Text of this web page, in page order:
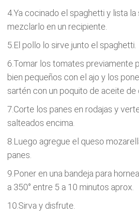
4.Ya cocinado el spaghetti y lista la
mezclarlo en un recipiente.
5.El pollo lo sirve junto el spaghetti.
6.Tomar los tomates previamente
bien pequeños con el ajo y los
sartén con un poquito de aceite de
7.Corte los panes en rodajas y
salteados encima.
8.Luego agregue el queso
panes.
9.Poner en una bandeja para
a 350° entre 5 a 10 minutos aprox.
10.Sirva y disfrute.